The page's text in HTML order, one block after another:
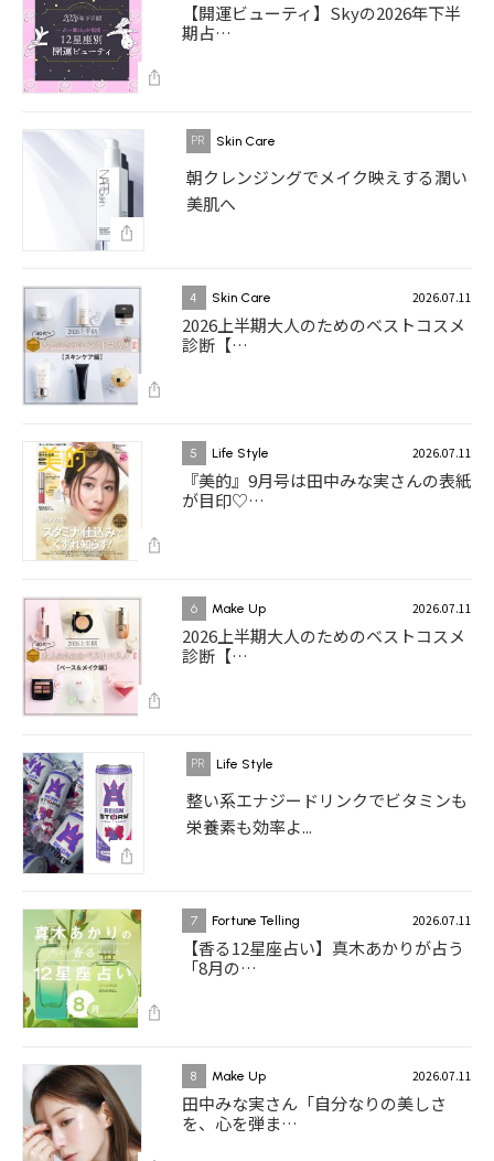
【開運ビューティ】Skyの2026年下半
期占…
Skin Care
朝クレンジングでメイク映えする潤い
美肌へ
4 Skin Care 2026.07.11
2026上半期大人のためのベストコスメ
診断【…
5 Life Style 2026.07.11
『美的』9月号は田中みな実さんの表紙
が目印♡…
6 Make Up 2026.07.11
2026上半期大人のためのベストコスメ
診断【…
Life Style
整い系エナジードリンクでビタミンも
栄養素も効率よ...
7 Fortune Telling 2026.07.11
【香る12星座占い】真木あかりが占う
「8月の…
8 Make Up 2026.07.11
田中みな実さん「自分なりの美しさ
を、心を弾ま…